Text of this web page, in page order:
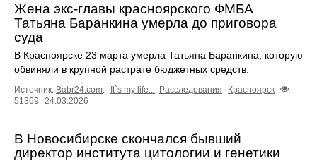
Жена экс-главы красноярского ФМБА
Татьяна Баранкина умерла до приговора
суда
В Красноярске 23 марта умерла Татьяна Баранкина, которую
обвиняли в крупной растрате бюджетных средств.
Источник: Babr24.com. It`s my life..., Расследования
Красноярск
51369
24.03.2026
В Новосибирске скончался бывший
директор института цитологии и генетики